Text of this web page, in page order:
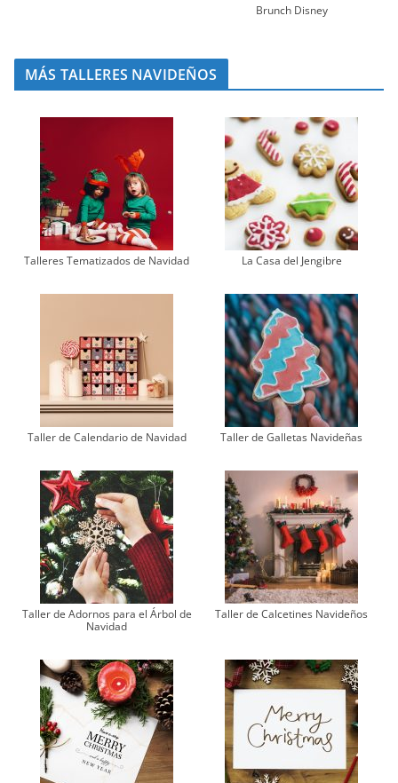
Brunch Disney
MÁS TALLERES NAVIDEÑOS
Talleres Tematizados de Navidad La Casa del Jengibre
Taller de Calendario de Navidad Taller de Galletas Navideñas
Taller de Adornos para el Árbol de
Navidad
Taller de Calcetines Navideños